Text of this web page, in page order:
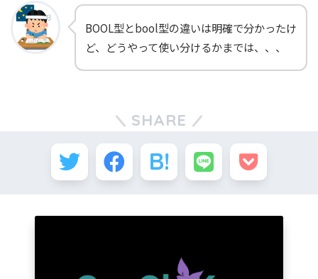
BOOL型とbool型の違いは明確で分かったけ
ど、どうやって使い分けるかまでは、、、
SHARE